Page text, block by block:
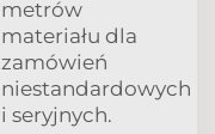
metrów
materiału dla
zamówień
niestandardowych
i seryjnych.